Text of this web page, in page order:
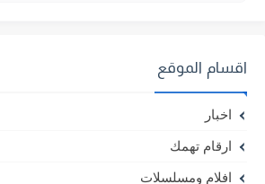
اقسام الموقع
اخبار
ارقام تهمك
افلام ومسلسلات